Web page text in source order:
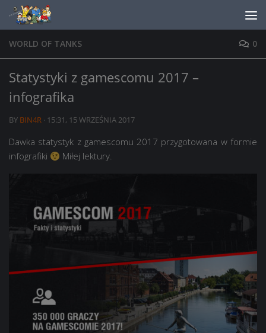
Skip to content
WORLD OF TANKS 0
Statystyki z gamescomu 2017 –
infografika
BY BIN4R · 15:31, 15 WRZEŚNIA 2017
Dawka statystyk z gamescomu 2017 przygotowana w formie
infografiki
Miłej lektury.